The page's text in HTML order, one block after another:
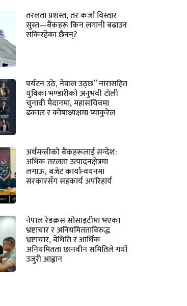
तरलता प्रशस्त, तर कर्जा विस्तार
सुस्त—बैंकहरू किन लगानी बढाउन
सकिरहेका छैनन्?
पर्यटन उठे, नेपाल उठ्छ” नारासहित
युविका भण्डारीको अनुभवी टोली
चुनावी मैदानमा, महासचिवमा
ढकाल र कोषाध्यक्षमा प्याकुरेल
अर्थमन्त्रीको बैंकहरूलाई सन्देश:
अधिक तरलता उत्पादनक्षेत्रमा
लगाऊ, बजेट कार्यान्वयनमा
सरकारसँग सहकार्य अपरिहार्य
नेपाल रेडक्रस सोसाइटीमा भएका
भ्रष्टाचार र अनियमितताविरुद्ध
भ्रष्टाचार, बेथिति र आर्थिक
अनियमितता छानवीन समितिले गर्यो
उजुरी आह्वान